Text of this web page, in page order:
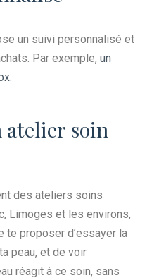
un suivi personnalisé et
Par exemple,un
.
soin
des ateliers soins
Limoges et les environs,
te proposer d’essayer la
peau, et de voir
réagit à ce soin, sans